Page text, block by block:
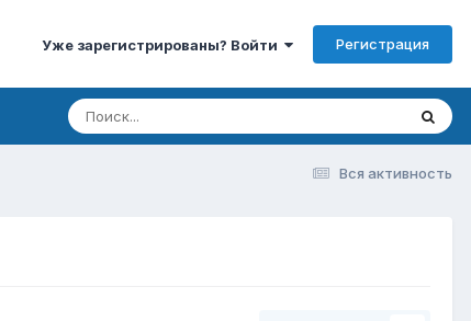
Уже зарегистрированы? Войти Регистрация
Вся активность